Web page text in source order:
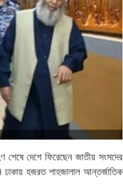
শেষে দেশে ফিরেছেন জাতীয় সংসদের
ঢাকায় হজরত শাহজালাল আন্তর্জাতিক